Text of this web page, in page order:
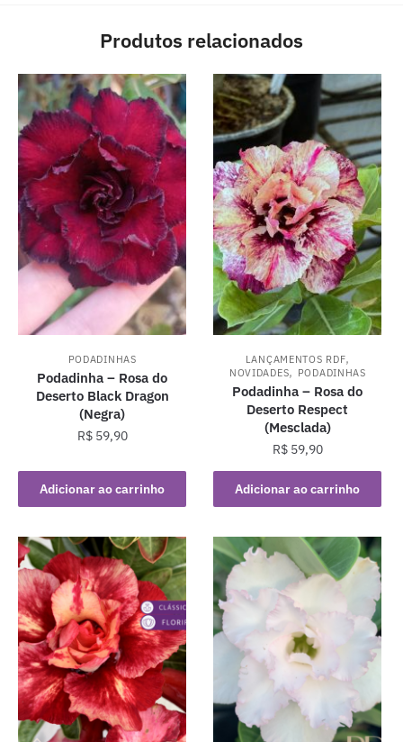
Produtos relacionados
PODADINHAS
Podadinha – Rosa do
Deserto Black Dragon
(Negra)
R$59,90
Adicionar ao carrinho
LANÇAMENTOS RDF,
NOVIDADES, PODADINHAS
Podadinha – Rosa do
Deserto Respect
(Mesclada)
R$59,90
Adicionar ao carrinho